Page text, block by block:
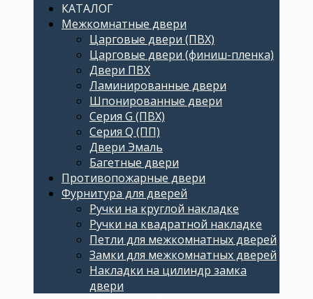
КАТАЛОГ
Межкомнатные двери
Царговые двери (ПВХ)
Царговые двери (финиш-пленка)
Двери ПВХ
Ламинированные двери
Шпонированные двери
Серия G (ПВХ)
Серия Q (ПП)
Двери Эмаль
Багетные двери
Противопожарные двери
Фурнитура для дверей
Ручки на круглой накладке
Ручки на квадратной накладке
Петли для межкомнатных дверей
Замки для межкомнатных дверей
Накладки на цилиндр замка
двери